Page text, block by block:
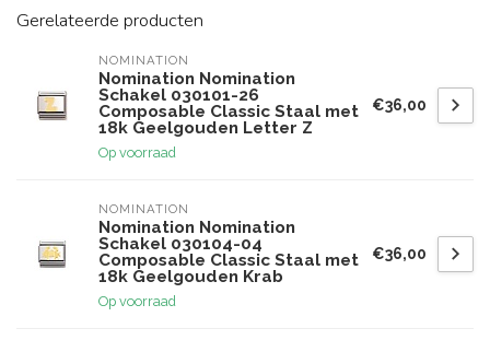
Gerelateerde producten
NOMINATION
Nomination Nomination
Schakel 030101-26
Composable Classic Staal met
18k Geelgouden Letter Z
Op voorraad
€36,00
NOMINATION
Nomination Nomination
Schakel 030104-04
Composable Classic Staal met
18k Geelgouden Krab
Op voorraad
€36,00